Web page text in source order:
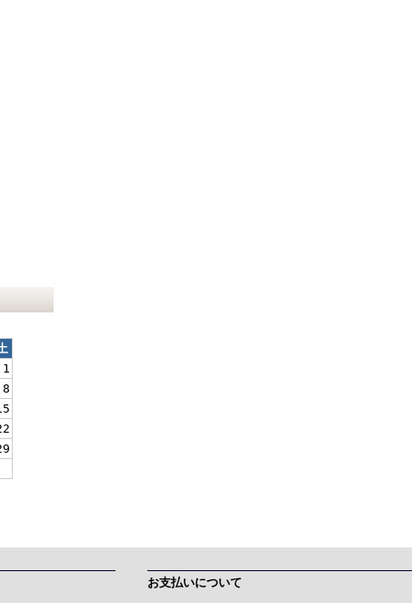
1
8
お支払いについて